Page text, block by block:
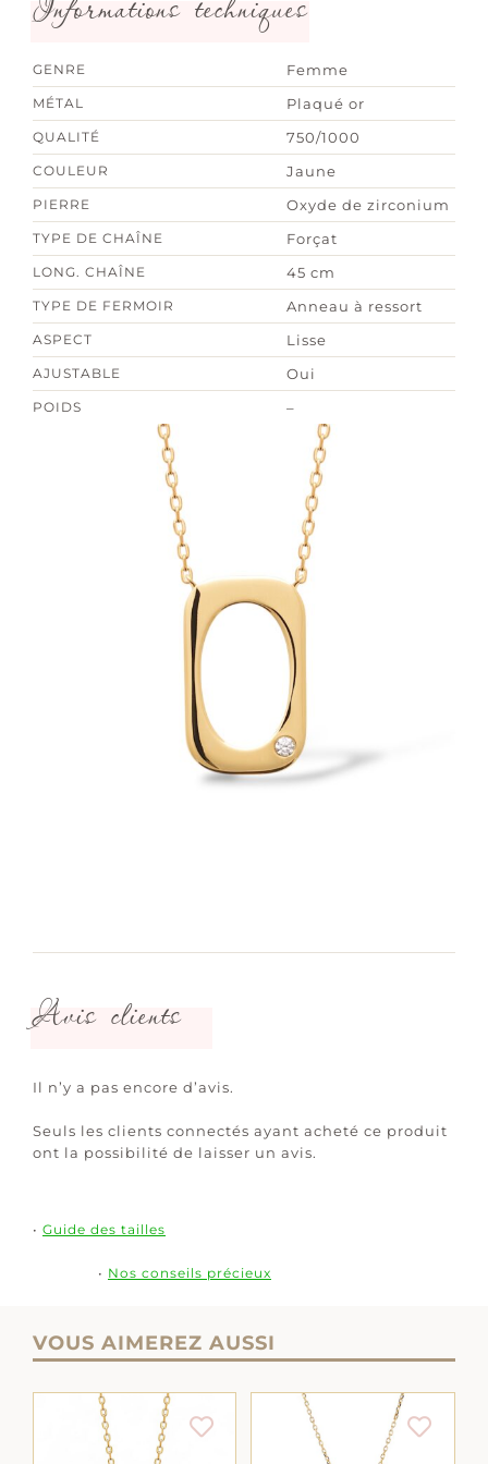
GENRE Femme
MÉTAL Plaqué or
QUALITÉ 750/1000
COULEUR Jaune
PIERRE Oxyde de zirconium
TYPE DE CHAÎNE Forçat
LONG. CHAÎNE 45 cm
TYPE DE FERMOIR Anneau à ressort
ASPECT Lisse
AJUSTABLE Oui
POIDS –
Avis clients
Il n’y a pas encore d’avis.
Seuls les clients connectés ayant acheté ce produit
ont la possibilité de laisser un avis.
• Guide des tailles
• Nos conseils précieux
VOUS AIMEREZ AUSSI